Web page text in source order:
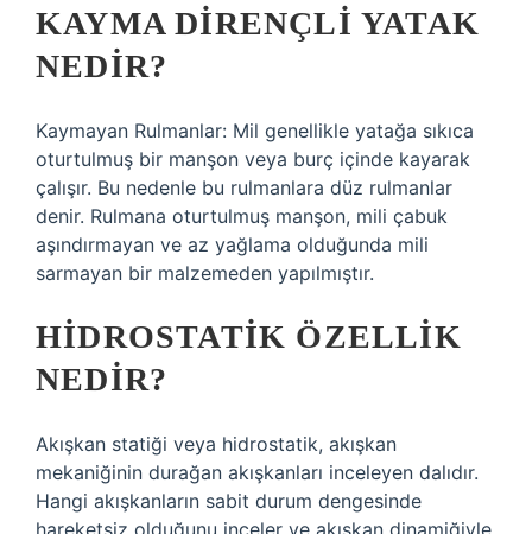
KAYMA DIRENÇLI YATAK
NEDIR?
Kaymayan Rulmanlar: Mil genellikle yatağa sıkıca
oturtulmuş bir manşon veya burç içinde kayarak
çalışır. Bu nedenle bu rulmanlara düz rulmanlar
denir. Rulmana oturtulmuş manşon, mili çabuk
aşındırmayan ve az yağlama olduğunda mili
sarmayan bir malzemeden yapılmıştır.
HIDROSTATIK ÖZELLIK
NEDIR?
Akışkan statiği veya hidrostatik, akışkan
mekaniğinin durağan akışkanları inceleyen dalıdır.
Hangi akışkanların sabit durum dengesinde
hareketsiz olduğunu inceler ve akışkan dinamiğiyle